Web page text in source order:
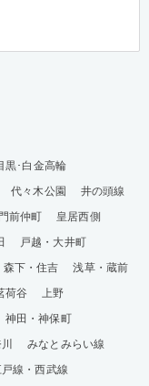
黒･白金高輪
代々木公園
井の頭線
前仲町
皇居西側
戸越・大井町
森下・住吉
浅草・蔵前
荷谷
上野
神田・神保町
みなとみらい線
線・西武線